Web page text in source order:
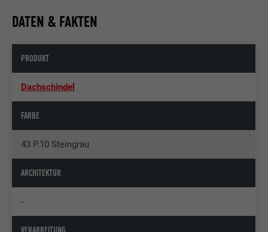
DATEN & FAKTEN
PRODUKT
Dachschindel
FARBE
43 P.10 Steingrau
ARCHITEKTUR
-